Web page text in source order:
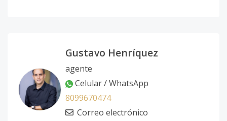
Gustavo Henríquez
agente
Celular / WhatsApp
8099670474
Correo electrónico